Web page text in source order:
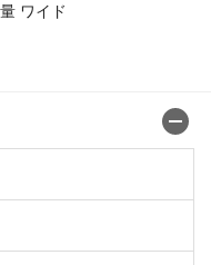
ワイド